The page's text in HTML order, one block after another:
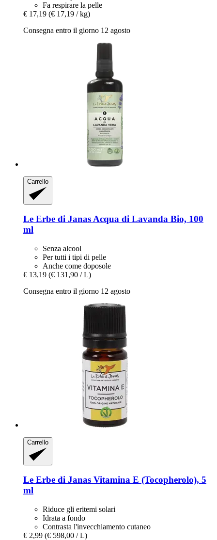
Fa respirare la pelle
€ 17,19 (€ 17,19 / kg)
Consegna entro il giorno 12 agosto
Carrello
Le Erbe di Janas Acqua di Lavanda Bio, 100
ml
Senza alcool
Per tutti i tipi di pelle
Anche come doposole
€ 13,19 (€ 131,90 / L)
Consegna entro il giorno 12 agosto
Carrello
Le Erbe di Janas Vitamina E (Tocopherolo), 5
ml
Riduce gli eritemi solari
Idrata a fondo
Contrasta l'invecchiamento cutaneo
€ 2,99 (€ 598,00 / L)